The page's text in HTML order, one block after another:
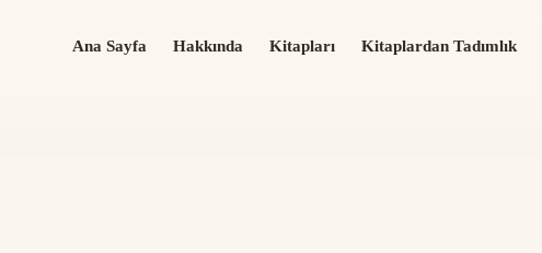
Ana Sayfa Hakkında Kitapları Kitaplardan Tadımlık